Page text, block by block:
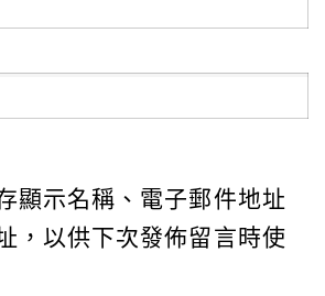
顯示名稱、電子郵件地址
，以供下次發佈留言時使